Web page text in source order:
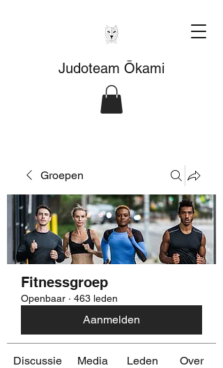
Judoteam Ōkami
Groepen
Fitnessgroep
Openbaar · 463 leden
Aanmelden
Discussie Media Leden Over